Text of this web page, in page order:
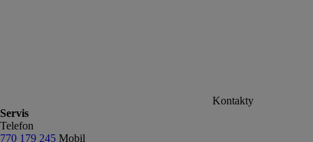
Kontakty
Servis
Telefon
770 179 245 Mobil